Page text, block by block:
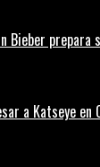
Bieber
a Katseye en